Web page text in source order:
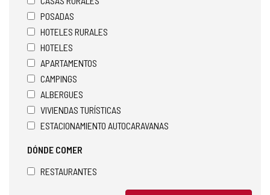
POSADAS
HOTELES RURALES
HOTELES
APARTAMENTOS
CAMPINGS
ALBERGUES
VIVIENDAS TURÍSTICAS
ESTACIONAMIENTO AUTOCARAVANAS
DÓNDE COMER
RESTAURANTES